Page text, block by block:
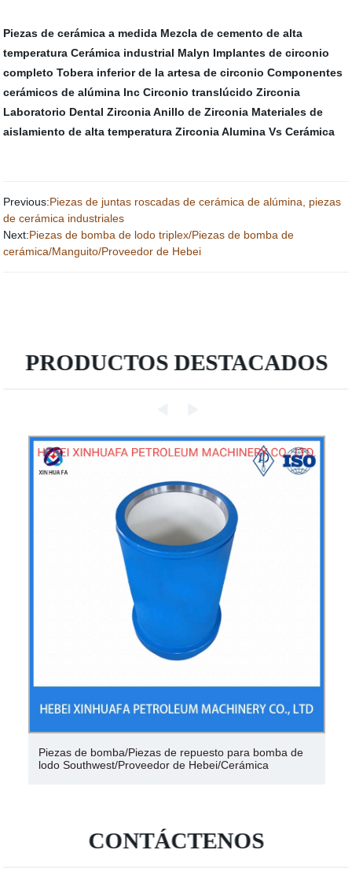
Piezas de cerámica a medida Mezcla de cemento de alta
temperatura Cerámica industrial Malyn Implantes de circonio
completo Tobera inferior de la artesa de circonio Componentes
cerámicos de alúmina Inc Circonio translúcido Zirconia
Laboratorio Dental Zirconia Anillo de Zirconia Materiales de
aislamiento de alta temperatura Zirconia Alumina Vs Cerámica
Previous:Piezas de juntas roscadas de cerámica de alúmina, piezas
de cerámica industriales
Next:Piezas de bomba de lodo triplex/Piezas de bomba de
cerámica/Manguito/Proveedor de Hebei
PRODUCTOS DESTACADOS
Piezas de bomba/Piezas de repuesto para bomba de
lodo Southwest/Proveedor de Hebei/Cerámica
CONTÁCTENOS